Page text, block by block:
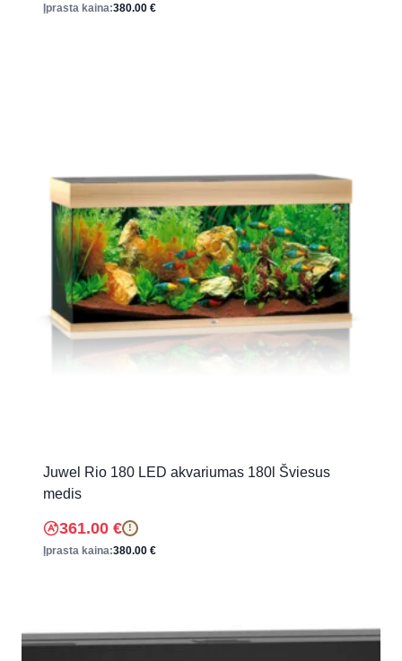
Įprasta kaina:380.00 €
Juwel Rio 180 LED akvariumas 180l Šviesus
medis
361.00 € !
Įprasta kaina:380.00 €